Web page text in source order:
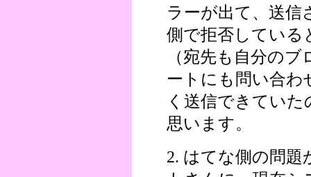
ラーが出て、送信
側で拒否している
（宛先も自分の
ートにも問い合わ
く送信できてい
思います。
2. はてな側の問